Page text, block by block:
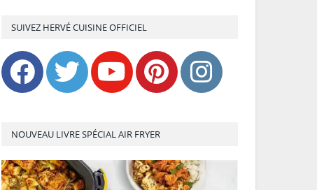
SUIVEZ HERVÉ CUISINE OFFICIEL
NOUVEAU LIVRE SPÉCIAL AIR FRYER